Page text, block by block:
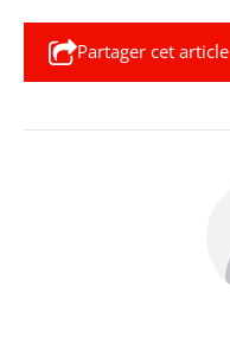
Partager cet article